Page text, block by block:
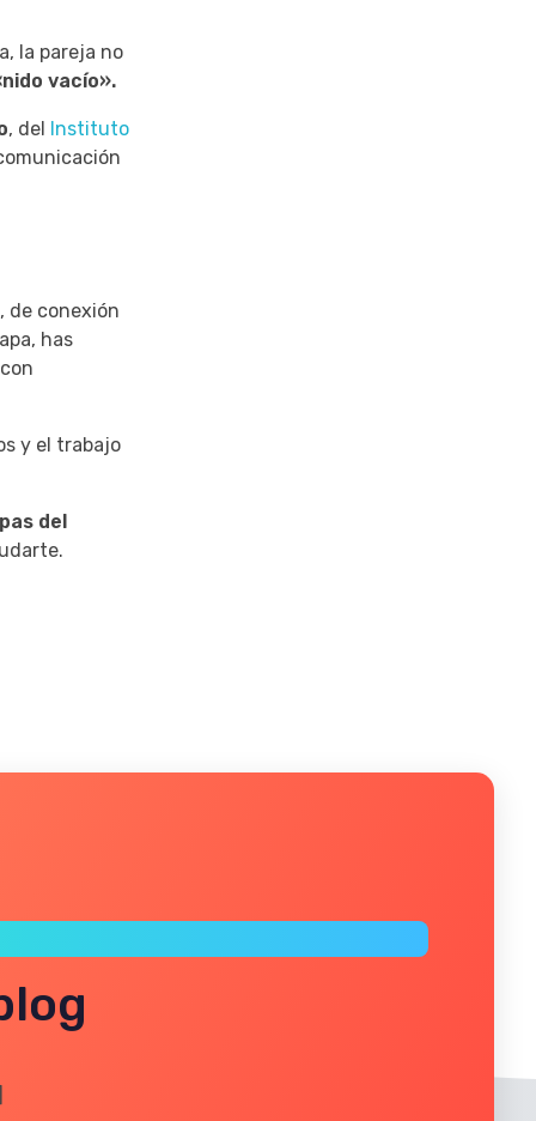
la pareja no
vacío».
, del Instituto
de conexión
has
y el trabajo
del